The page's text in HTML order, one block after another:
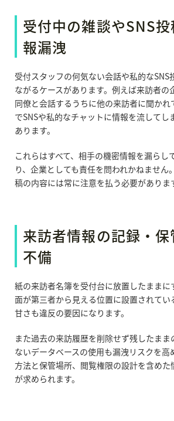
受付中の雑談やSNS
報漏洩
受付スタッフの何気ない会話や私的なSNS
ながるケースがあります。例えば来訪者の
同僚と会話するうちに他の来訪者に聞かれ
でSNSや私的なチャットに情報を流してし
あります。
これらはすべて、相手の機密情報を漏らし
り、企業としても責任を問われかねません
稿の内容には常に注意を払う必要がありま
来訪者情報の記録・
不備
紙の来訪者名簿を受付台に放置したまま
面が第三者から見える位置に設置されてい
甘さも違反の要因になります。
また過去の来訪履歴を削除せず残したま
ないデータベースの使用も漏洩リスクを高
方法と保管場所、閲覧権限の設計を含め
が求められます。